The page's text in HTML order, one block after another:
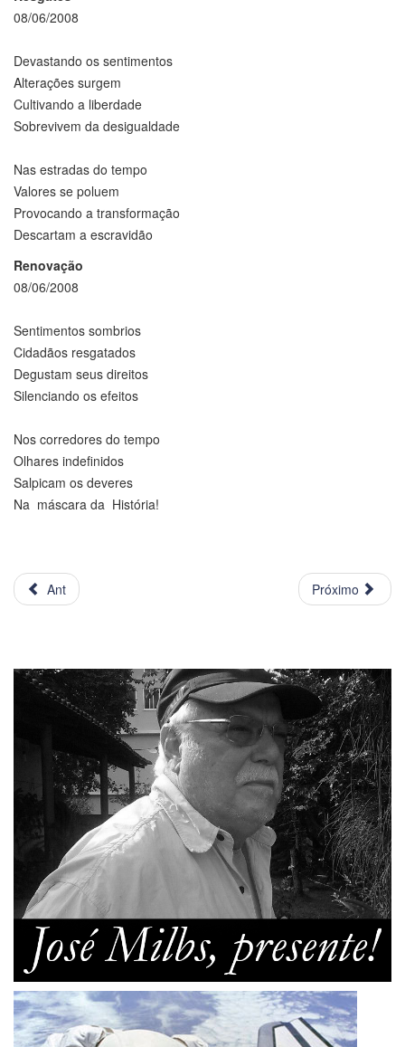
08/06/2008
Devastando os sentimentos
Alterações surgem
Cultivando a liberdade
Sobrevivem da desigualdade
Nas estradas do tempo
Valores se poluem
Provocando a transformação
Descartam a escravidão
Renovação
08/06/2008
Sentimentos sombrios
Cidadãos resgatados
Degustam seus direitos
Silenciando os efeitos
Nos corredores do tempo
Olhares indefinidos
Salpicam os deveres
Na máscara da História!
Ant Próximo